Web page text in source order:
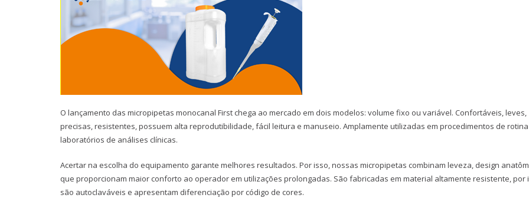
O lançamento das micropipetas monocanal First chega ao mercado em dois modelos: volume fixo ou variável. Confortáveis, leves,
precisas, resistentes, possuem alta reprodutibilidade, fácil leitura e manuseio. Amplamente utilizadas em procedimentos de
laboratórios de análises clínicas.
Acertar na escolha do equipamento garante melhores resultados. Por isso, nossas micropipetas combinam leveza, design
que proporcionam maior conforto ao operador em utilizações prolongadas. São fabricadas em material altamente resistente, por
são autoclaváveis e apresentam diferenciação por código de cores.